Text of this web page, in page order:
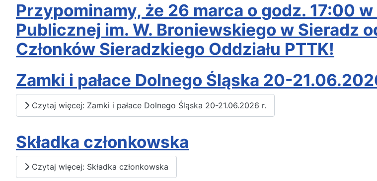
Przypominamy, że 26 marca o godz. 17:00
Publicznej im. W. Broniewskiego w Sieradz
Członków Sieradzkiego Oddziału PTTK!
Zamki i pałace Dolnego Śląska 20-
Czytaj więcej: Zamki i pałace Dolnego Śląska 20-21.06.2026 r.
Składka członkowska
Czytaj więcej: Składka członkowska